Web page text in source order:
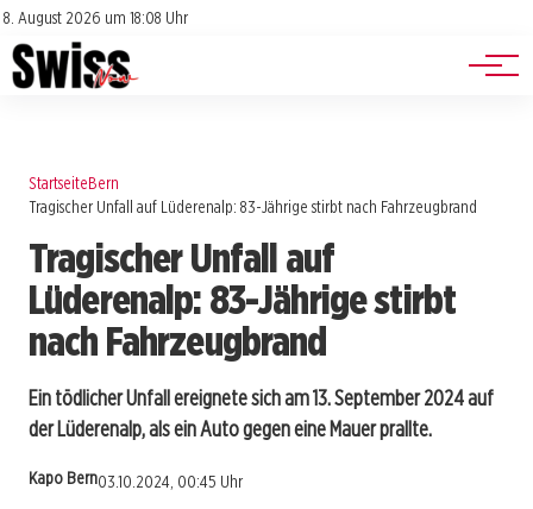
8. August 2026 um 18:08 Uhr
Impressum
Datenschutz
Jobs
Events
StartseiteBern
Tragischer Unfall auf Lüderenalp: 83-Jährige stirbt nach Fahrzeugbrand
Tragischer Unfall auf
Lüderenalp: 83-Jährige stirbt
nach Fahrzeugbrand
Ein tödlicher Unfall ereignete sich am 13. September 2024 auf
der Lüderenalp, als ein Auto gegen eine Mauer prallte.
Kapo Bern03.10.2024, 00:45 Uhr